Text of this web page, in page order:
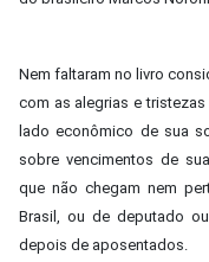
Nem faltaram no livro
com as alegrias e
lado econômico de sua
sobre vencimentos de
que não chegam nem
Brasil, ou de deputado
depois de aposentados.